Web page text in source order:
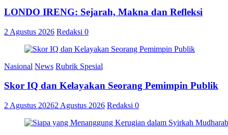
LONDO IRENG: Sejarah, Makna dan Refleksi
2 Agustus 2026 Redaksi 0
Nasional News Rubrik Spesial
Skor IQ dan Kelayakan Seorang Pemimpin Publik
2 Agustus 20262 Agustus 2026 Redaksi 0